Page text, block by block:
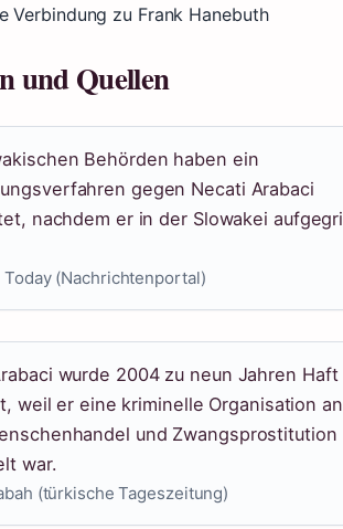
Verbindung zu Frank Hanebuth
und Quellen
Behörden haben ein
gegen Necati Arabaci
nachdem er in der Slowakei
Today (Nachrichtenportal)
wurde 2004 zu neun Jahren Haft
weil er eine kriminelle Organisation
und Zwangsprostitution
war.
(türkische Tageszeitung)